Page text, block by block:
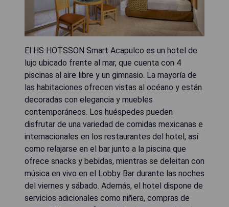
El HS HOTSSON Smart Acapulco es un hotel de
lujo ubicado frente al mar, que cuenta con 4
piscinas al aire libre y un gimnasio. La mayoría de
las habitaciones ofrecen vistas al océano y están
decoradas con elegancia y muebles
contemporáneos. Los huéspedes pueden
disfrutar de una variedad de comidas mexicanas e
internacionales en los restaurantes del hotel, así
como relajarse en el bar junto a la piscina que
ofrece snacks y bebidas, mientras se deleitan con
música en vivo en el Lobby Bar durante las noches
del viernes y sábado. Además, el hotel dispone de
servicios adicionales como niñera, compras de